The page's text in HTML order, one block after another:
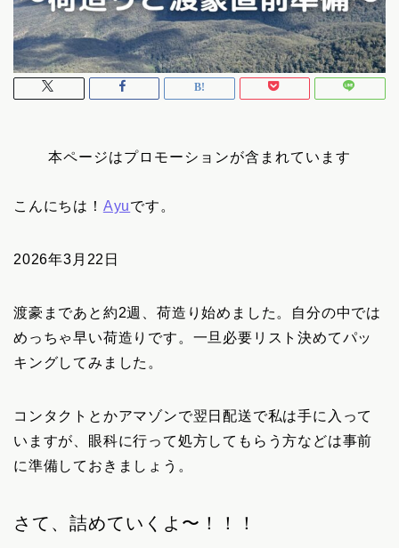
本ページはプロモーションが含まれています
こんにちは！ Ayuです。
2026年3月22日
渡豪まであと約2週、荷造り始めました。自分の中では
めっちゃ早い荷造りです。一旦必要リスト決めてパッ
キングしてみました。
コンタクトとかアマゾンで翌日配送で私は手に入って
いますが、眼科に行って処方してもらう方などは事前
に準備しておきましょう。
さて、詰めていくよ〜！！！